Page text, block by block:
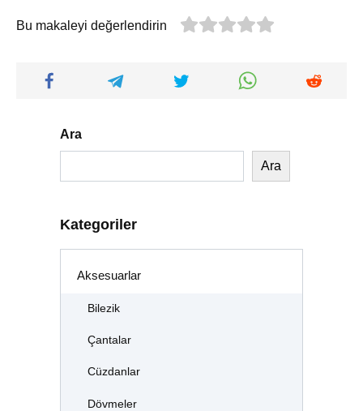
Bu makaleyi değerlendirin
Ara
Ara
Kategoriler
Aksesuarlar
Bilezik
Çantalar
Cüzdanlar
Dövmeler